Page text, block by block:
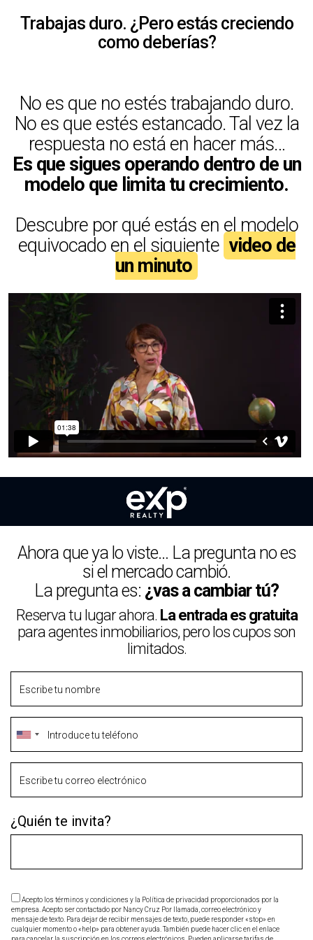
Trabajas duro. ¿Pero estás creciendo
como deberías?
No es que no estés trabajando duro.
No es que estés estancado. Tal vez la
respuesta no está en hacer más…
Es que sigues operando dentro de un
modelo que limita tu crecimiento.
Descubre por qué estás en el modelo
equivocado en el siguiente video de
un minuto
Ahora que ya lo viste… La pregunta no es
si el mercado cambió.
La pregunta es: ¿vas a cambiar tú?
Reserva tu lugar ahora. La entrada es gratuita
para agentes inmobiliarios, pero los cupos son
limitados.
¿Quién te invita?
Acepto los términos y condiciones y la Política de privacidad proporcionados por la
empresa. Acepto ser contactado por Nancy Cruz Por llamada, correo electrónico y
mensaje de texto. Para dejar de recibir mensajes de texto, puede responder «stop» en
cualquier momento o «help» para obtener ayuda. También puede hacer clic en el enlace